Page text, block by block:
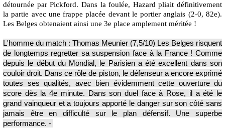
détournée par Pickford. Dans la foulée, Hazard pliait définitivement
la partie avec une frappe placée devant le portier anglais (2-0, 82e).
Les Belges obtenaient ainsi une 3e place amplement méritée !
L'homme du match : Thomas Meunier (7,5/10) Les Belges risquent
de longtemps regretter sa suspension face à la France ! Comme
depuis le début du Mondial, le Parisien a été excellent dans son
couloir droit. Dans ce rôle de piston, le défenseur a encore exprimé
toutes ses qualités, avec bien évidemment cette ouverture du
score dès la 4e minute. Dans son duel face à Rose, il a été le
grand vainqueur et a toujours apporté le danger sur son côté sans
jamais être en difficulté sur le plan défensif. Une superbe
performance. -